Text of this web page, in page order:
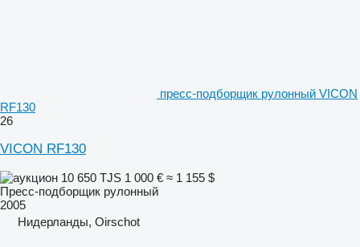
пресс-подборщик рулонный VICON
RF130
26
VICON RF130
10 650 TJS 1 000 € ≈ 1 155 $
Пресс-подборщик рулонный
2005
Нидерланды, Oirschot